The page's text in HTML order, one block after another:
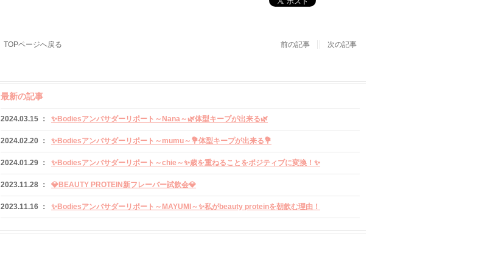
TOPページへ戻る 前の記事 次の記事
最新の記事
2024.03.15 ： ✨Bodiesアンバサダーリポート～Nana～🌿体型キープが出来る🌿
2024.02.20 ： ✨Bodiesアンバサダーリポート～mumu～💐体型キープが出来る💐
2024.01.29 ： ✨Bodiesアンバサダーリポート～chie～✨歳を重ねることをポジティブに変換！✨
2023.11.28 ： 💎BEAUTY PROTEIN新フレーバー試飲会💎
2023.11.16 ： ✨Bodiesアンバサダーリポート～MAYUMI～✨私がbeauty proteinを朝飲む理由！